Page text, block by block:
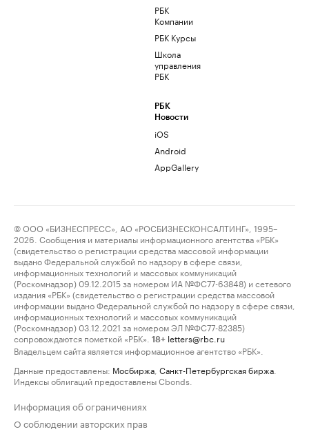
РБК
Компании
РБК Курсы
Школа
управления
РБК
РБК
Новости
iOS
Android
AppGallery
© ООО «БИЗНЕСПРЕСС», АО «РОСБИЗНЕСКОНСАЛТИНГ», 1995–
2026. Сообщения и материалы информационного агентства «РБК»
(свидетельство о регистрации средства массовой информации
выдано Федеральной службой по надзору в сфере связи,
информационных технологий и массовых коммуникаций
(Роскомнадзор) 09.12.2015 за номером ИА №ФС77-63848) и сетевого
издания «РБК» (свидетельство о регистрации средства массовой
информации выдано Федеральной службой по надзору в сфере связи,
информационных технологий и массовых коммуникаций
(Роскомнадзор) 03.12.2021 за номером ЭЛ №ФС77-82385)
сопровождаются пометкой «РБК».
18+ letters@rbc.ru
Владельцем сайта является информационное агентство «РБК».
Данные предоставлены: Мосбиржа Санкт-Петербургская биржа
Индексы облигаций предоставлены Cbonds.
Информация об ограничениях
О соблюдении авторских прав